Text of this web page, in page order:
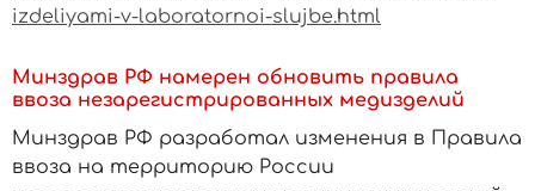
izdeliyami-v-laboratornoi-slujbe.html
Минздрав РФ намерен обновить правила
ввоза незарегистрированных медизделий
Минздрав РФ разработал изменения в Правила
ввоза на территорию России